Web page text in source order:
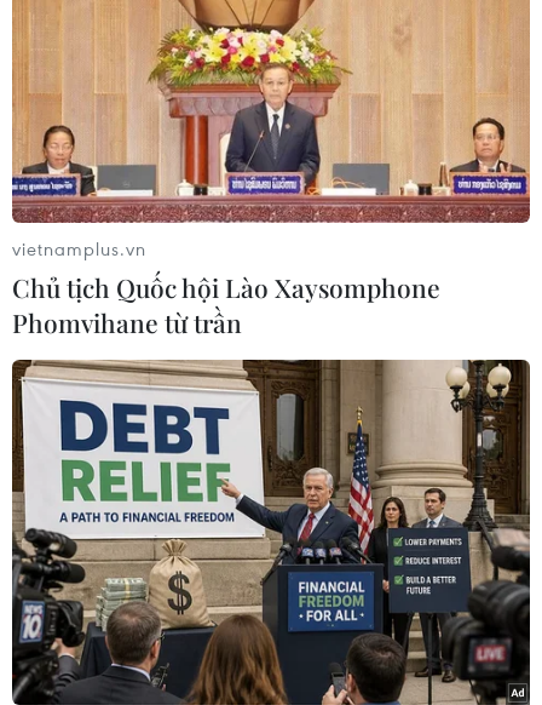
pháp "hai nhà nước."
Trung Quốc xây dựng luật về hợp tác quốc
tế trong chống tham nhũng
24/12/2017 02:11
Quốc hội Trung Quốc đã lần đầu tiên đưa ra thảo luận
về dự luật tương trợ tư pháp hình sự quốc tế, nhằm tăng
cường hợp tác quốc tế trong công tác truy bắt các nghi
phạm lẩn trốn ở nước ngoài.
vietnamplus.vn
Chủ tịch Quốc hội Lào Xaysomphone
Phomvihane từ trần